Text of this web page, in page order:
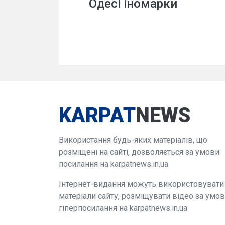
Одесі іномарки
KARPATNEWS
Використання будь-яких матеріалів, що
розміщені на сайті, дозволяється за умови
посилання на karpatnews.in.ua
Інтернет-видання можуть використовувати
матеріали сайту, розміщувати відео за
гіперпосилання на karpatnews.in.ua